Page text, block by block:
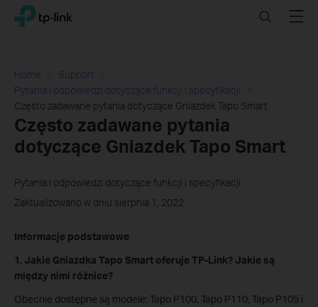
Click
navigation
TP-Link, Reliably Smart SearchMenu
Home
Support
Pytania i odpowiedzi dotyczące funkcji i specyfikacji
Często zadawane pytania dotyczące Gniazdek Tapo Smart
Często zadawane pytania
dotyczące Gniazdek Tapo Smart
Pytania i odpowiedzi dotyczące funkcji i specyfikacji
Zaktualizowano w dniu sierpnia 1, 2022
Informacje podstawowe
1. Jakie Gniazdka Tapo Smart oferuje TP-Link? Jakie są
między nimi różnice?
Obecnie dostępne są modele: Tapo P100, Tapo P110, Tapo P105 i